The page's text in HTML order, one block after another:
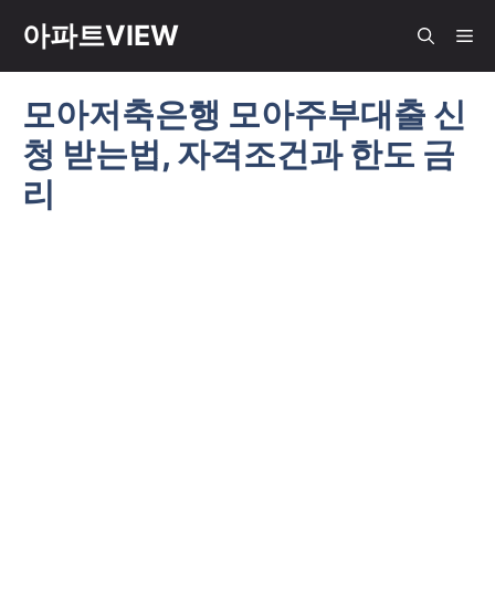
아파트VIEW 메
모아저축은행 모아주부대출 신
청 받는법, 자격조건과 한도 금
리